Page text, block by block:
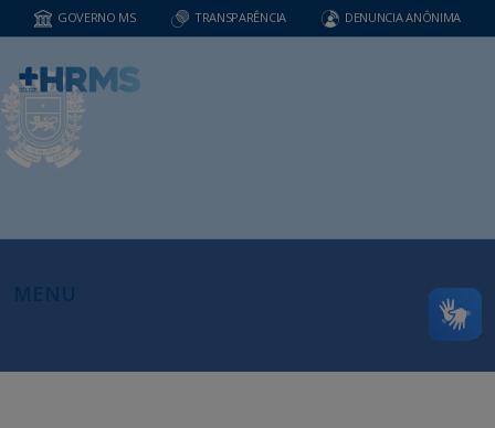
GOVERNO MS TRANSPARÊNCIA DENUNCIA ANÔNIMA